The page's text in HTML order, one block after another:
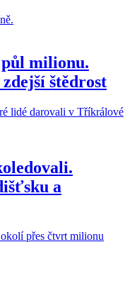
milionu.
štědrost
a